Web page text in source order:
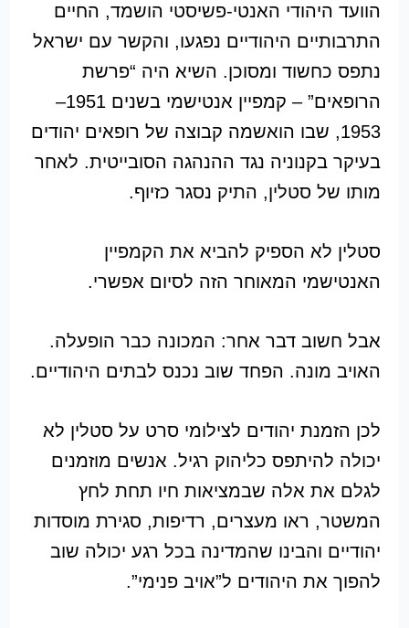
הוועד היהודי האנטי-פשיסטי הושמד, החיים
התרבותיים היהודיים נפגעו, והקשר עם ישראל
נתפס כחשוד ומסוכן. השיא היה “פרשת
הרופאים” – קמפיין אנטישמי בשנים 1951–
1953, שבו הואשמה קבוצה של רופאים יהודים
בעיקר בקנוניה נגד ההנהגה הסובייטית. לאחר
מותו של סטלין, התיק נסגר כזיוף.
סטלין לא הספיק להביא את הקמפיין
האנטישמי המאוחר הזה לסיום אפשרי.
אבל חשוב דבר אחר: המכונה כבר הופעלה.
האויב מונה. הפחד שוב נכנס לבתים היהודיים.
לכן הזמנת יהודים לצילומי סרט על סטלין לא
יכולה להיתפס כליהוק רגיל. אנשים מוזמנים
לגלם את אלה שבמציאות חיו תחת לחץ
המשטר, ראו מעצרים, רדיפות, סגירת מוסדות
יהודיים והבינו שהמדינה בכל רגע יכולה שוב
להפוך את היהודים ל”אויב פנימי”.